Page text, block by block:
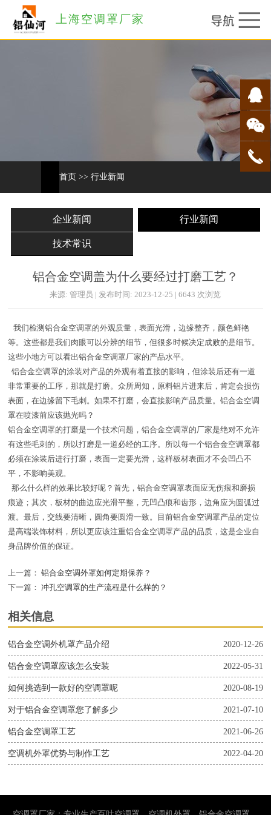
上海空调罩厂家
首页 >> 行业新闻
企业新闻 行业新闻
技术常识
铝合金空调盖为什么要经过打磨工艺？
来源: 管理员 | 发布时间: 2023-12-25 | 6643 次浏览
我们检测铝合金空调罩的外观质量，表面光滑，边缘整齐，颜色鲜艳
等。这些都是我们肉眼可以分辨的细节，但很多时候决定成败的是细节。
这些小地方可以看出铝合金空调罩厂家的产品水平。
铝合金空调罩的涂装对产品的外观有着直接的影响，但涂装后还有一道
非常重要的工序，那就是打磨。众所周知，原料铝片进来后，肯定会损伤
表面，在边缘留下毛刺。如果不打磨，会直接影响产品质量。铝合金空调
罩在喷漆前应该抛光吗？
铝合金空调罩的打磨是一个技术问题，铝合金空调罩的厂家是绝对不允许
有这些毛刺的，所以打磨是一道必经的工序。所以每一个铝合金空调罩都
必须在涂装后进行打磨，表面一定要光滑，这样板材表面才不会凹凸不
平，不影响美观。
那么什么样的效果比较好呢？首先，铝合金空调罩表面应无伤痕和磨损
痕迹；其次，板材的曲边应光滑平整，无凹凸痕和齿形，边角应为圆弧过
渡。最后，交线要清晰，圆角要圆滑一致。目前铝合金空调罩产品的定位
是高端装饰材料，所以更应该注重铝合金空调罩产品的品质，这是企业自
身品牌价值的保证。
上一篇： 铝合金空调外罩如何定期保养？
下一篇： 冲孔空调罩的生产流程是什么样的？
相关信息
2020-12-26
铝合金空调外机罩产品介绍
2022-05-31
铝合金空调罩应该怎么安装
2020-08-19
如何挑选到一款好的空调罩呢
2021-07-10
对于铝合金空调罩您了解多少
2021-06-26
铝合金空调罩工艺
2022-04-20
空调机外罩优势与制作工艺